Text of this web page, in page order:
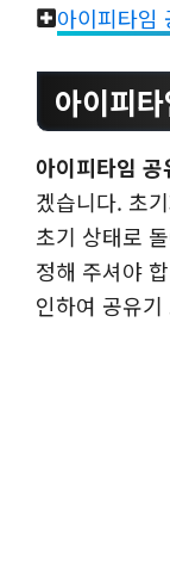
아이피타임
아이피
아이피타임
겠습니다. 초
초기 상태로
정해 주셔야
인하여 공유